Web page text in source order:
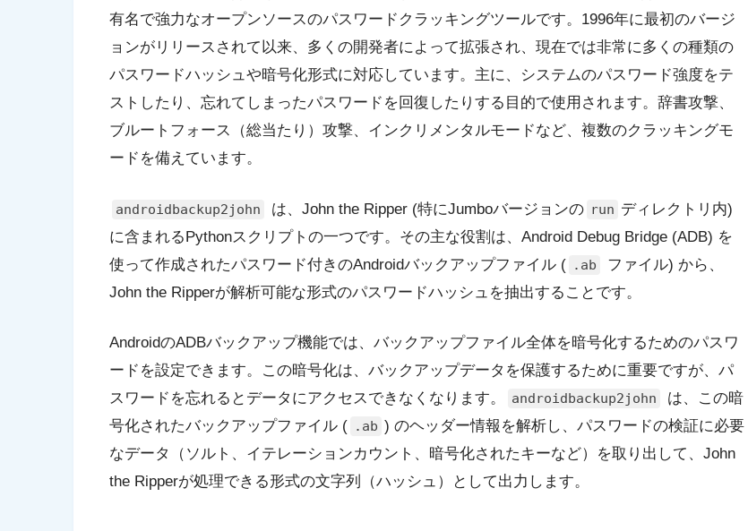
有名で強力なオープンソースのパスワードクラッキングツールです。1996年に最初のバージ
ョンがリリースされて以来、多くの開発者によって拡張され、現在では非常に多くの種類の
パスワードハッシュや暗号化形式に対応しています。主に、システムのパスワード強度をテ
ストしたり、忘れてしまったパスワードを回復したりする目的で使用されます。辞書攻撃、
ブルートフォース（総当たり）攻撃、インクリメンタルモードなど、複数のクラッキングモ
ードを備えています。
androidbackup2john は、John the Ripper (特にJumboバージョンの run ディレクトリ内)
に含まれるPythonスクリプトの一つです。その主な役割は、Android Debug Bridge (ADB) を
使って作成されたパスワード付きのAndroidバックアップファイル ( .ab
ファイル) から、
John the Ripperが解析可能な形式のパスワードハッシュを抽出することです。
AndroidのADBバックアップ機能では、バックアップファイル全体を暗号化するためのパスワ
ードを設定できます。この暗号化は、バックアップデータを保護するために重要ですが、パ
スワードを忘れるとデータにアクセスできなくなります。
androidbackup2john
は、この暗
号化されたバックアップファイル ( .ab ) のヘッダー情報を解析し、パスワードの検証に必要
なデータ（ソルト、イテレーションカウント、暗号化されたキーなど）を取り出して、John
the Ripperが処理できる形式の文字列（ハッシュ）として出力します。